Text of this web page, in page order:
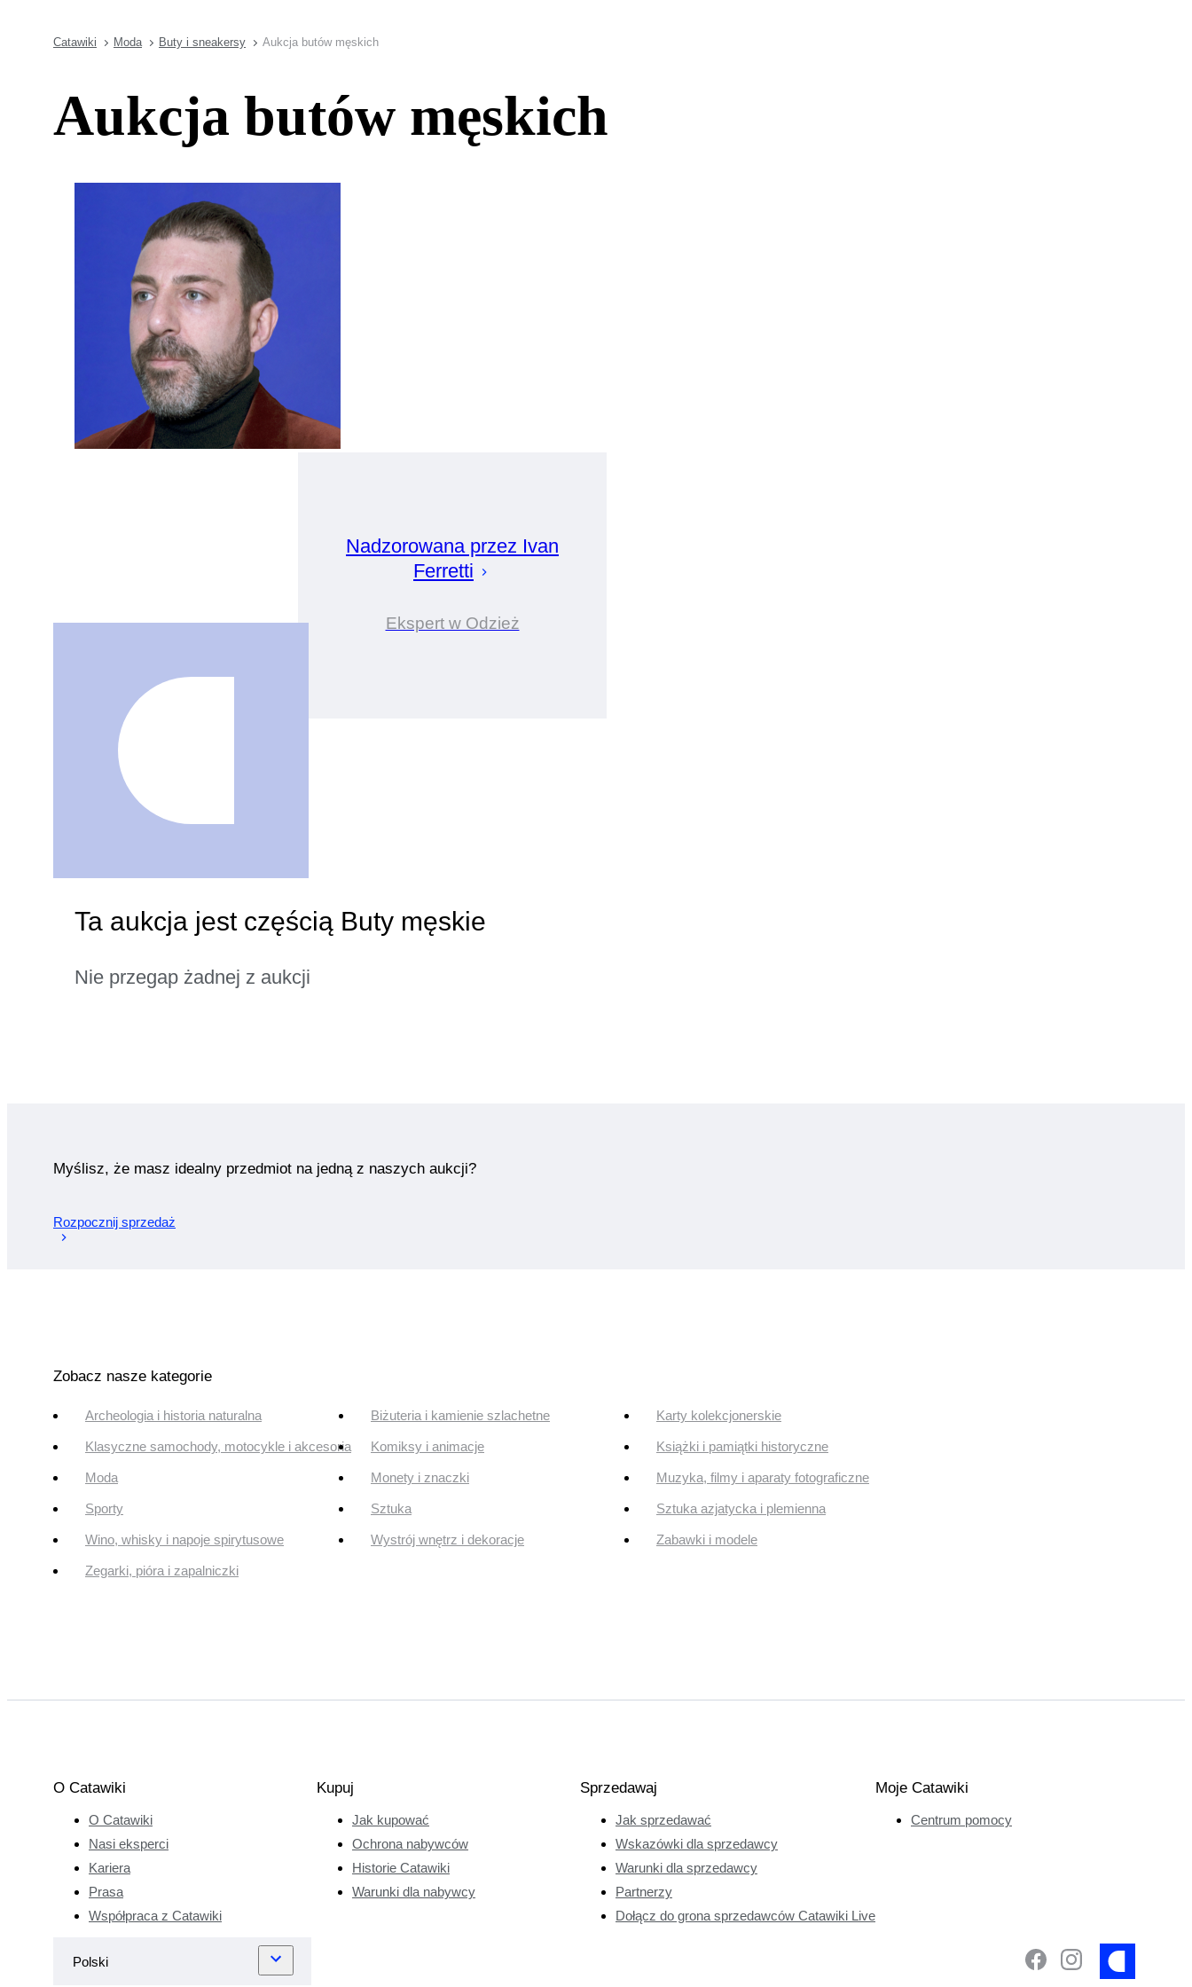
Catawiki Moda Buty i sneakersy Aukcja butów męskich
Aukcja butów męskich
Nadzorowana przez Ivan
Ferretti
Ekspert w Odzież
Ta aukcja jest częścią Buty męskie
Nie przegap żadnej z aukcji
Myślisz, że masz idealny przedmiot na jedną z naszych aukcji?
Rozpocznij sprzedaż
Zobacz nasze kategorie
Archeologia i historia naturalna Biżuteria i kamienie szlachetne Karty kolekcjonerskie
Klasyczne samochody, motocykle i akcesoria Komiksy i animacje Książki i pamiątki historyczne
Moda Monety i znaczki Muzyka, filmy i aparaty fotograficzne
Sporty Sztuka Sztuka azjatycka i plemienna
Wino, whisky i napoje spirytusowe Wystrój wnętrz i dekoracje Zabawki i modele
Zegarki, pióra i zapalniczki
O Catawiki
O Catawiki
Nasi eksperci
Kariera
Prasa
Współpraca z Catawiki
Kupuj
Jak kupować
Ochrona nabywców
Historie Catawiki
Warunki dla nabywcy
Sprzedawaj
Jak sprzedawać
Wskazówki dla sprzedawcy
Warunki dla sprzedawcy
Partnerzy
Dołącz do grona sprzedawców Catawiki Live
Moje Catawiki
Centrum pomocy